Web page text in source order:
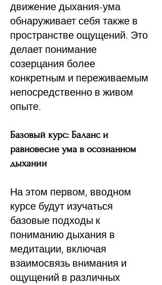
движение дыхания-ума
обнаруживает себя также в
пространстве ощущений. Это
делает понимание
созерцания более
конкретным и переживаемым
непосредственно в живом
опыте.
Базовый курс: Баланс и
равновесие ума в осознанном
дыхании
На этом первом, вводном
курсе будут изучаться
базовые подходы к
пониманию дыхания в
медитации, включая
взаимосвязь внимания и
ощущений в различных